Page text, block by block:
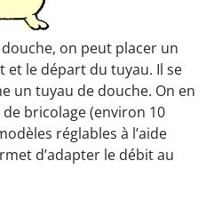
on peut placer un
le départ du tuyau. Il se
un tuyau de douche. On en
bricolage (environ 10
réglables à l’aide
d’adapter le débit au